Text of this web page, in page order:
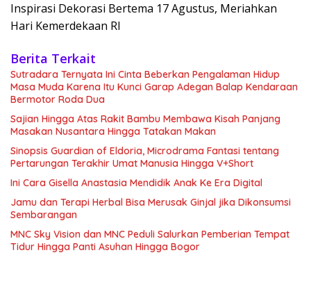
Inspirasi Dekorasi Bertema 17 Agustus, Meriahkan
Hari Kemerdekaan RI
Berita Terkait
Sutradara Ternyata Ini Cinta Beberkan Pengalaman Hidup
Masa Muda Karena Itu Kunci Garap Adegan Balap Kendaraan
Bermotor Roda Dua
Sajian Hingga Atas Rakit Bambu Membawa Kisah Panjang
Masakan Nusantara Hingga Tatakan Makan
Sinopsis Guardian of Eldoria, Microdrama Fantasi tentang
Pertarungan Terakhir Umat Manusia Hingga V+Short
Ini Cara Gisella Anastasia Mendidik Anak Ke Era Digital
Jamu dan Terapi Herbal Bisa Merusak Ginjal jika Dikonsumsi
Sembarangan
MNC Sky Vision dan MNC Peduli Salurkan Pemberian Tempat
Tidur Hingga Panti Asuhan Hingga Bogor